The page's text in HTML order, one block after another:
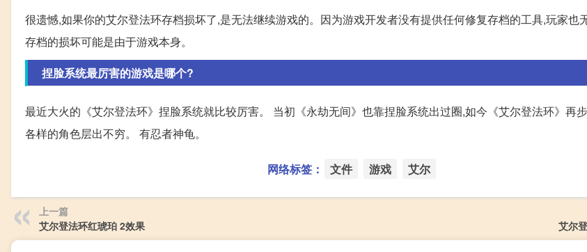
很遗憾,如果你的艾尔登法环存档损坏了,是无法继续游戏的。因为游戏开发者没有提供任何修复存档的工具,玩家也
存档的损坏可能是由于游戏本身。
捏脸系统最厉害的游戏是哪个?
最近大火的《艾尔登法环》捏脸系统就比较厉害。 当初《永劫无间》也靠捏脸系统出过圈,如今《艾尔登法环》再
各样的角色层出不穷。 有忍者神龟。
网络标签： 文件 游戏 艾尔
上一篇
艾尔登法环红琥珀 2效果
艾尔